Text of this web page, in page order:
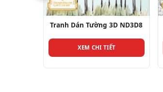
Tranh Dán Tường 3D ND3D8
XEM CHI TIẾT